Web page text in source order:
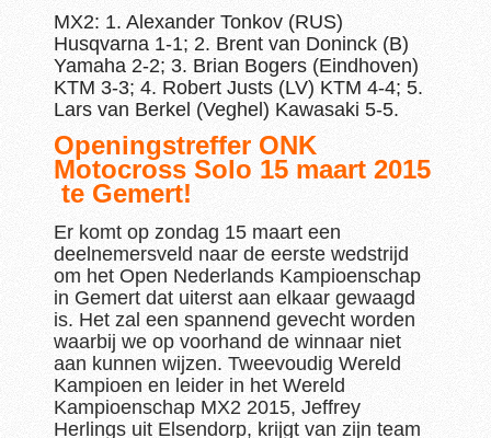
MX2: 1. Alexander Tonkov (RUS)
Husqvarna 1-1; 2. Brent van Doninck (B)
Yamaha 2-2; 3. Brian Bogers (Eindhoven)
KTM 3-3; 4. Robert Justs (LV) KTM 4-4; 5.
Lars van Berkel (Veghel) Kawasaki 5-5.
Openingstreffer ONK
Motocross Solo 15 maart 2015
te Gemert!
Er komt op zondag 15 maart een
deelnemersveld naar de eerste wedstrijd
om het Open Nederlands Kampioenschap
in Gemert dat uiterst aan elkaar gewaagd
is. Het zal een spannend gevecht worden
waarbij we op voorhand de winnaar niet
aan kunnen wijzen. Tweevoudig Wereld
Kampioen en leider in het Wereld
Kampioenschap MX2 2015, Jeffrey
Herlings uit Elsendorp, krijgt van zijn team